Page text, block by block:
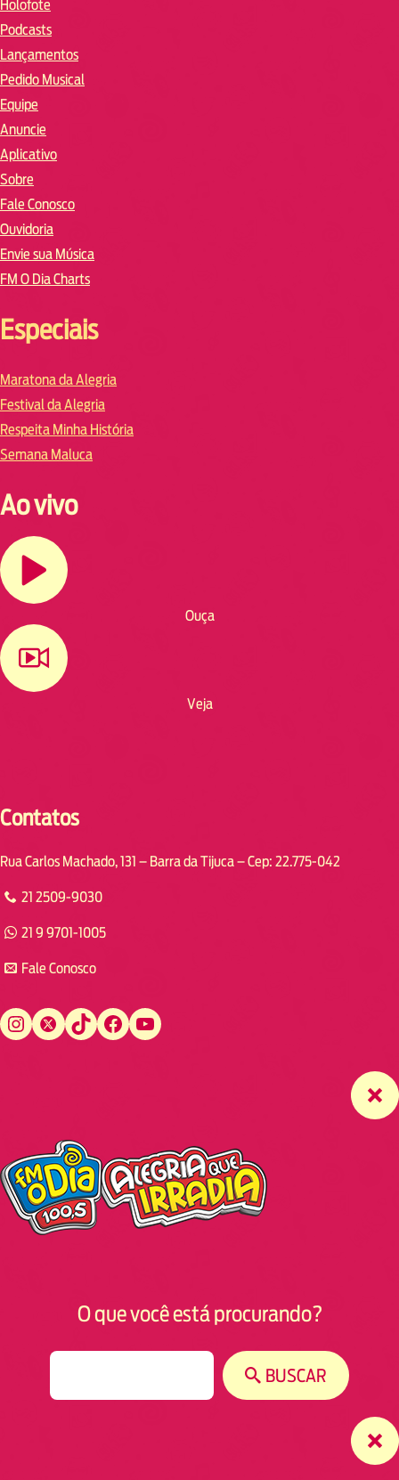
Holofote
Podcasts
Lançamentos
Pedido Musical
Equipe
Anuncie
Aplicativo
Sobre
Fale Conosco
Ouvidoria
Envie sua Música
FM O Dia Charts
Especiais
Maratona da Alegria
Festival da Alegria
Respeita Minha História
Semana Maluca
Ao vivo
Ouça
Veja
Contatos
Rua Carlos Machado, 131 – Barra da Tijuca – Cep: 22.775-042
21 2509-9030
21 9 9701-1005
Fale Conosco
Instagram Twitter TikTok Facebook YouTube
O que você está procurando?
BUSCAR